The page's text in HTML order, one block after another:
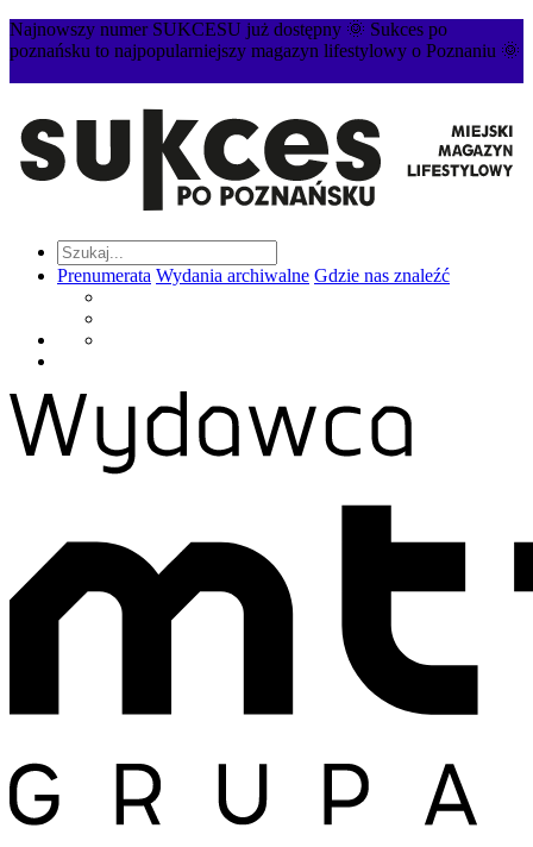
Najnowszy numer SUKCESU już dostępny 🌞 Sukces po
poznańsku to najpopularniejszy magazyn lifestylowy o Poznaniu 🌞
Prenumerata Wydania archiwalne Gdzie nas znaleźć